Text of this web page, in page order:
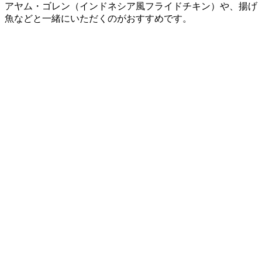
アヤム・ゴレン（インドネシア風フライドチキン）や、揚げ
魚などと一緒にいただくのがおすすめです。